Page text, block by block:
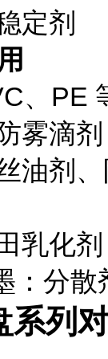
定剂
、PE
雾滴剂
油剂
乳化剂
：分散
系列